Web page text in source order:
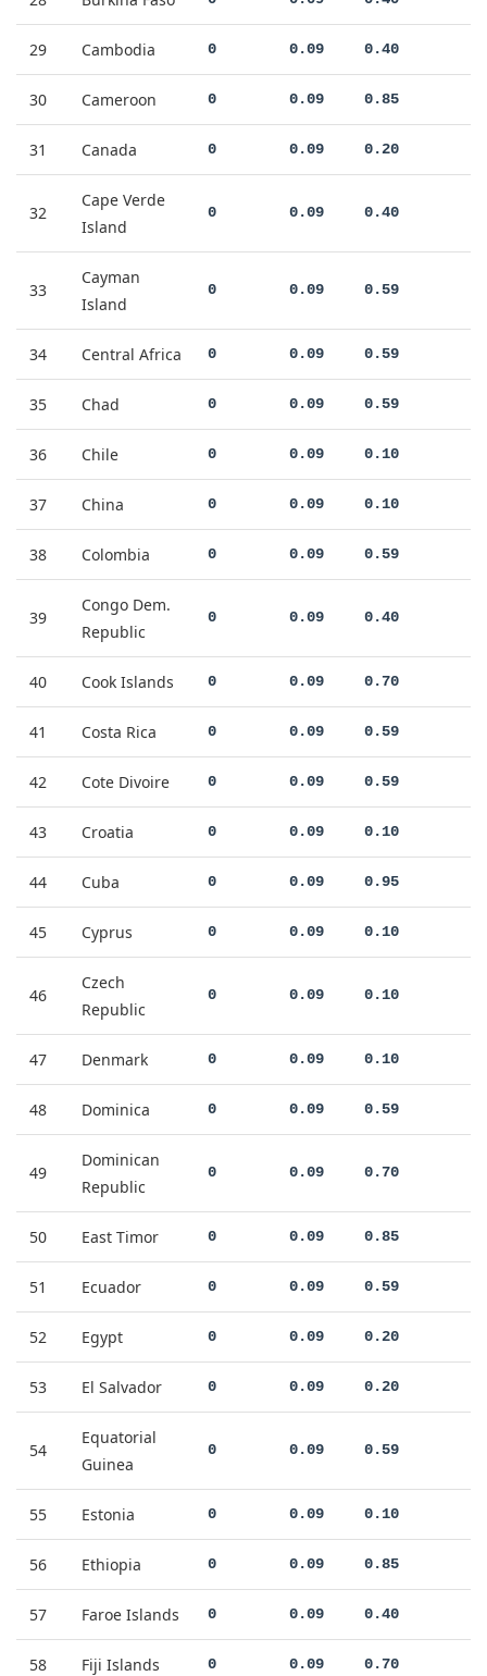
29 Cambodia 0 0.09 0.40
30 Cameroon 0 0.09 0.85
31 Canada 0 0.09 0.20
32
Cape Verde
Island
0 0.09 0.40
33
Cayman
Island
0 0.09 0.59
34 Central Africa 0 0.09 0.59
35 Chad 0 0.09 0.59
36 Chile 0 0.09 0.10
37 China 0 0.09 0.10
38 Colombia 0 0.09 0.59
39
Congo Dem.
Republic
0 0.09 0.40
40 Cook Islands 0 0.09 0.70
41 Costa Rica 0 0.09 0.59
42 Cote Divoire 0 0.09 0.59
43 Croatia 0 0.09 0.10
44 Cuba 0 0.09 0.95
45 Cyprus 0 0.09 0.10
46
Czech
Republic
0 0.09 0.10
47 Denmark 0 0.09 0.10
48 Dominica 0 0.09 0.59
49
Dominican
Republic
0 0.09 0.70
50 East Timor 0 0.09 0.85
51 Ecuador 0 0.09 0.59
52 Egypt 0 0.09 0.20
53 El Salvador 0 0.09 0.20
54
Equatorial
Guinea
0 0.09 0.59
55 Estonia 0 0.09 0.10
56 Ethiopia 0 0.09 0.85
57 Faroe Islands 0 0.09 0.40
58 Fiji Islands 0 0.09 0.70